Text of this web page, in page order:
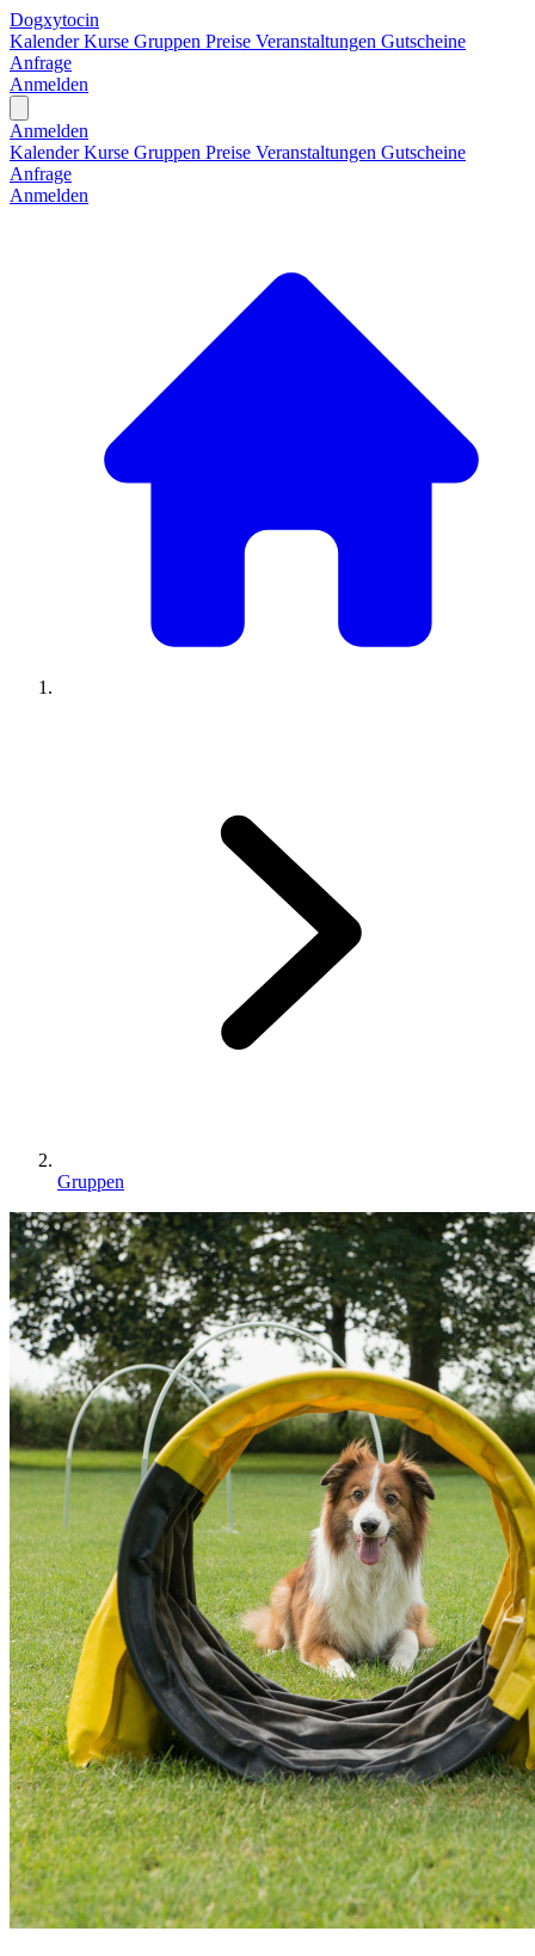
Dogxytocin
KalenderKurse Gruppen Preise Veranstaltungen Gutscheine
Anfrage
Anmelden
Anmelden
KalenderKurse Gruppen Preise Veranstaltungen Gutscheine
Anfrage
Anmelden
Gruppen